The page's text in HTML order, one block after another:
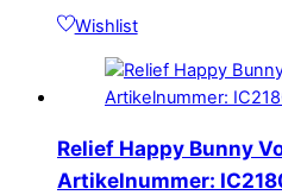
Wishlist
Relief Happy Bunny
Artikelnummer: